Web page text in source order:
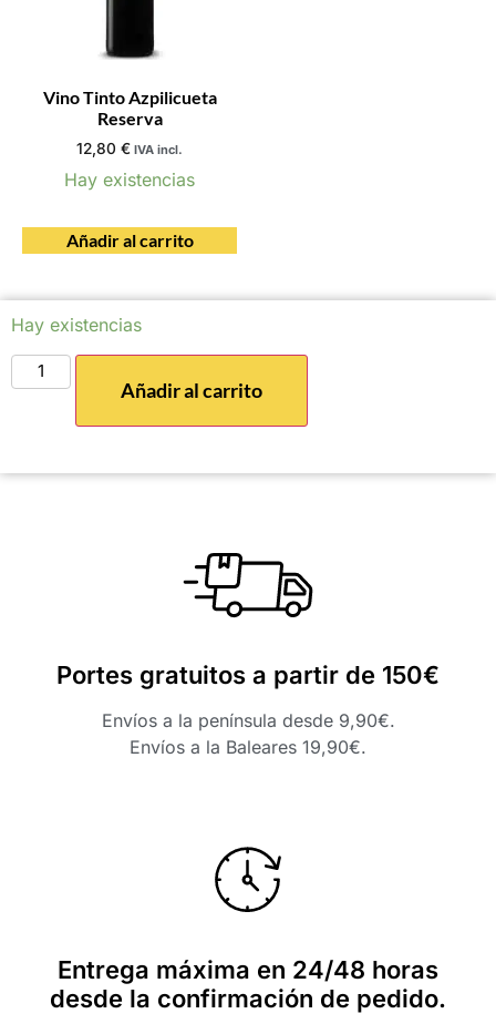
Vino Tinto Azpilicueta
Reserva
12,80 € IVA incl.
Hay existencias
Añadir al carrito
Hay existencias
Añadir al carrito
Portes gratuitos a partir de 150€
Envíos a la península desde 9,90€.
Envíos a la Baleares 19,90€.
Entrega máxima en 24/48 horas
desde la confirmación de pedido.